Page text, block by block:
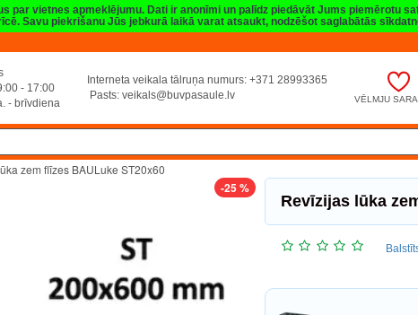
vietnes apmeklējumu. Dati ir anonīmi un palīdz piedāvāt Jums piemērotu
Savu piekrišanu Jūs jebkurā laikā varat atsaukt, nodzēšot saglabātās
- 17:00
- brīvdiena
Interneta veikala tālruņa numurs: +371 28993365
Pasts: veikals@buvpasaule.lv VĒLMJU
zem flīzes BAULuke ST20x60
-25 %
Revīzijas lūka